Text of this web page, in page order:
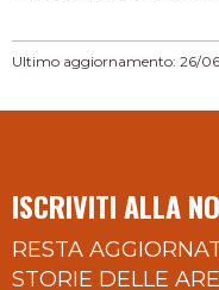
Ultimo aggiornamento: 26/
ISCRIVITI ALLA
RESTA
STORIE DELLE